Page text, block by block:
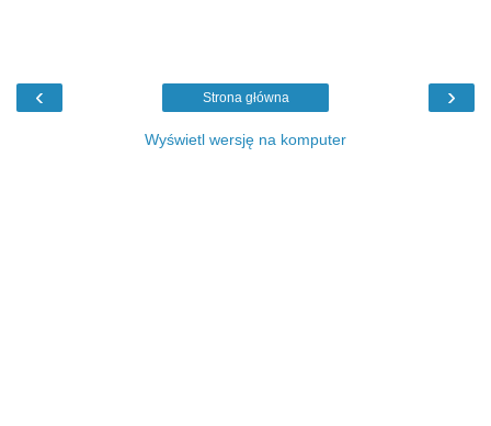
‹ ›
Strona główna
Wyświetl wersję na komputer